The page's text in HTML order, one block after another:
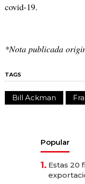
covid-19.
*Nota publicada
TAGS
Bill Ackman
Popular
1. Estas 20